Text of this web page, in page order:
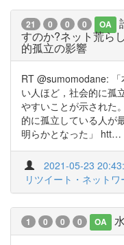
21 0 0 0 OA
すのか?ネット荒ら
的孤立の影響
RT @sumomodane:
い人ほど，社会的に孤
やすいことが示された
的に孤立している人が
明らかとなった」 htt…
2021-05-23
リツイート・ネットワ
1 0 0 0 OA